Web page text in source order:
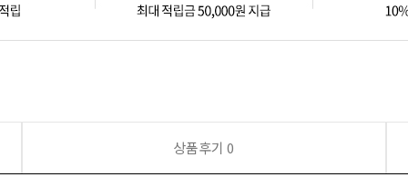
상품후기0